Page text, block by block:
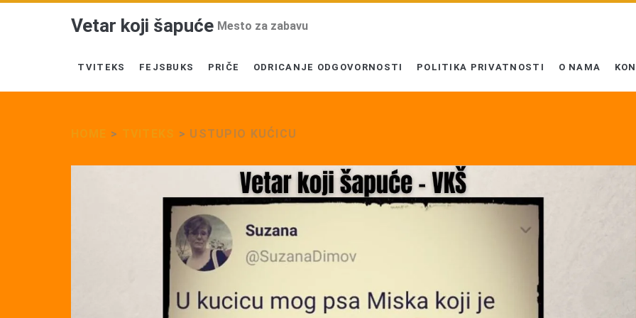
Vetar koji šapuće Mesto za zabavu
TVITEKS FEJSBUKS PRIČE ODRICANJE ODGOVORNOSTI POLITIKA PRIVATNOSTI O NAMA
> > USTUPIO KUĆICU